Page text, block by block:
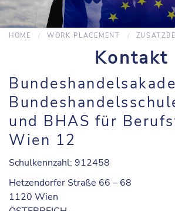
HOME WORK PLACEMENT
Kontakt
und BHAS für
Wien 12
Schulkennzahl: 912458
Hetzendorfer Straße 66 – 68
1120 Wien